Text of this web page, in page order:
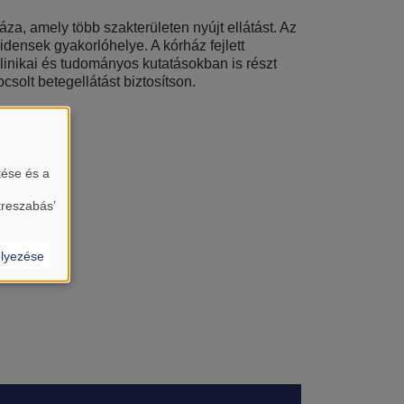
amely több szakterületen nyújt ellátást. Az
gyakorlóhelye. A kórház fejlett
és tudományos kutatásokban is részt
betegellátást biztosítson.
és a